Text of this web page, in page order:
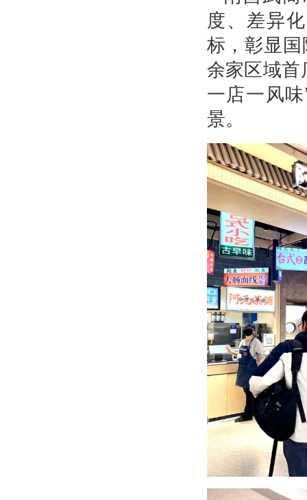
度、差异
标，彰显
余家区域首
一店一风
景。